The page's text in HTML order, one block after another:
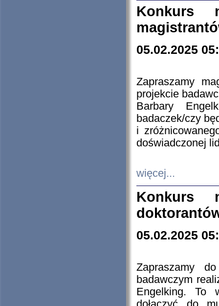
Konkurs
05.02.2025
Zapraszamy
projekcie
Barbary
badaczek/czy
i
doświadczonej
więcej...
Konkurs
05.02.2025
Zapraszamy
badawczym
Engelking. To